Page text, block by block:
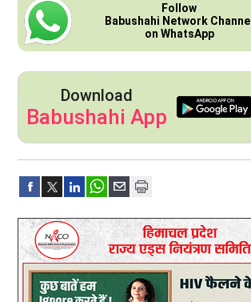
Follow
Babushahi Network Channel
on WhatsApp
Download
Babushahi App